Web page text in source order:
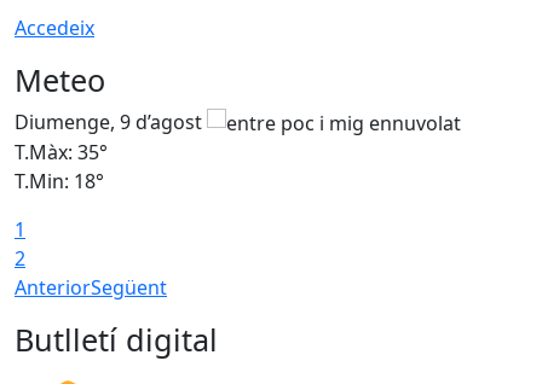
Accedeix
Meteo
Diumenge, 9 d’agost
T.Màx: 35°
T.Min: 18°
1
2
AnteriorSegüent
Butlletí digital